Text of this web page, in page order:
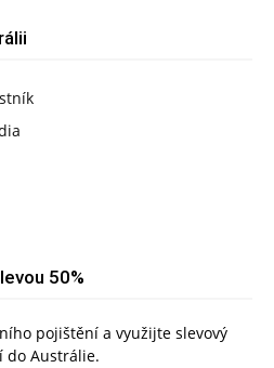
50%
pojištění a využijte slevový
do Austrálie.